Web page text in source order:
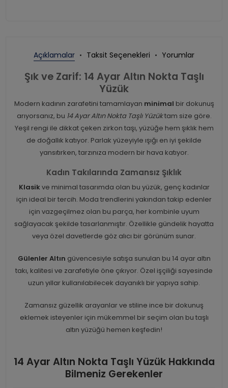
Açıklamalar Taksit Seçenekleri Yorumlar
Şık ve Zarif: 14 Ayar Altın Nokta Taşlı
Yüzük
Modern kadının zarafetini tamamlayan minimal bir dokunuş
arıyorsanız, bu 14 Ayar Altın Nokta Taşlı Yüzüktam size göre.
Yeşil rengi ile dikkat çeken zirkon taşı, yüzüğe hem şıklık hem
de doğallık katıyor. Parlak yüzeyiyle ışığı en iyi şekilde
yansıtırken, tarzınıza modern bir hava katıyor.
Kadın Takılarında Zamansız Şıklık
Klasikve minimal tasarımda olan bu yüzük, genç kadınlar
için ideal bir tercih. Moda trendlerini yakından takip edenler
için vazgeçilmez olan bu parça, her kombinle uyum
sağlayacak şekilde tasarlanmıştır. Özellikle gündelik hayatta
veya özel davetlerde göz alıcı bir görünüm sunar.
Gülenler Altın güvencesiyle satışa sunulan bu 14 ayar altın
takı, kalitesi ve zarafetiyle öne çıkıyor. Özel işçiliği sayesinde
uzun yıllar kullanılabilecek dayanıklı bir yapıya sahip.
Zamansız güzellik arayanlar ve stiline ince bir dokunuş
eklemek isteyenler için mükemmel bir seçim olan bu taşlı
altın yüzüğü hemen keşfedin!
14 Ayar Altın Nokta Taşlı Yüzük Hakkında
Bilmeniz Gerekenler